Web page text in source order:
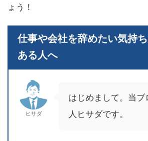
ょう！
仕事や会社を辞めたい気持
ある人へ
ヒサダ
はじめまして。当ブ
人ヒサダです。